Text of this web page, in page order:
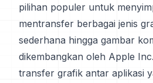
pilihan populer untuk
mentransfer berbagai jenis
sederhana hingga gambar
dikembangkan oleh Apple
transfer grafik antar aplikasi